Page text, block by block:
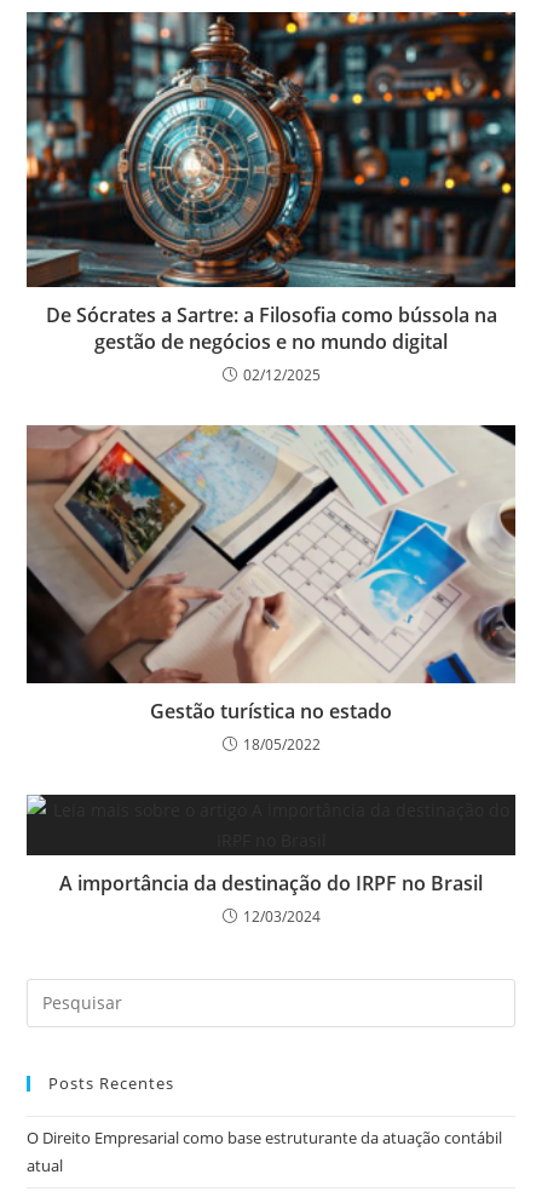
De Sócrates a Sartre: a Filosofia como bússola na
gestão de negócios e no mundo digital
02/12/2025
Gestão turística no estado
18/05/2022
A importância da destinação do IRPF no Brasil
12/03/2024
Posts Recentes
O Direito Empresarial como base estruturante da atuação contábil
atual